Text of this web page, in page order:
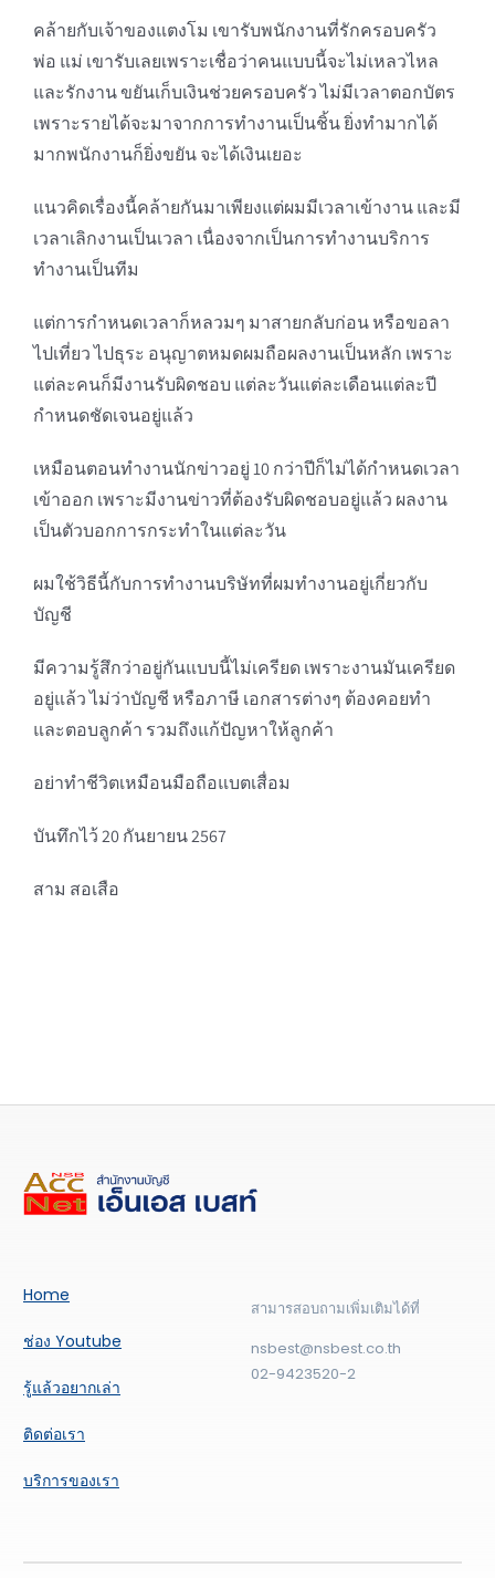
คล้ายกับเจ้าของแตงโม เขารับพนักงานที่รักครอบครัว
พ่อ แม่ เขารับเลยเพราะเชื่อว่าคนแบบนี้จะไม่เหลวไหล
และรักงาน ขยันเก็บเงินช่วยครอบครัว ไม่มีเวลาตอกบัตร
เพราะรายได้จะมาจากการทำงานเป็นชิ้น ยิ่งทำมากได้
มากพนักงานก็ยิ่งขยัน จะได้เงินเยอะ
แนวคิดเรื่องนี้คล้ายกันมาเพียงแต่ผมมีเวลาเข้างาน และมี
เวลาเลิกงานเป็นเวลา เนื่องจากเป็นการทำงานบริการ
ทำงานเป็นทีม
แต่การกำหนดเวลาก็หลวมๆ มาสายกลับก่อน หรือขอลา
ไปเที่ยว ไปธุระ อนุญาตหมดผมถือผลงานเป็นหลัก เพราะ
แต่ละคนก็มีงานรับผิดชอบ แต่ละวันแต่ละเดือนแต่ละปี
กำหนดชัดเจนอยู่แล้ว
เหมือนตอนทำงานนักข่าวอยู่ 10 กว่าปีก็ไม่ได้กำหนดเวลา
เข้าออก เพราะมีงานข่าวที่ต้องรับผิดชอบอยู่แล้ว ผลงาน
เป็นตัวบอกการกระทำในแต่ละวัน
ผมใช้วิธีนี้กับการทำงานบริษัทที่ผมทำงานอยู่เกี่ยวกับ
บัญชี
มีความรู้สึกว่าอยู่กันแบบนี้ไม่เครียด เพราะงานมันเครียด
อยู่แล้ว ไม่ว่าบัญชี หรือภาษี เอกสารต่างๆ ต้องคอยทำ
และตอบลูกค้า รวมถึงแก้ปัญหาให้ลูกค้า
อย่าทำชีวิตเหมือนมือถือแบตเสื่อม
บันทึกไว้ 20 กันยายน 2567
สาม สอเสือ
Home
ช่อง Youtube
รู้แล้วอยากเล่า
ติดต่อเรา
บริการของเรา
สามารสอบถามเพิ่มเติมได้ที่
nsbest@nsbest.co.th
02-9423520-2